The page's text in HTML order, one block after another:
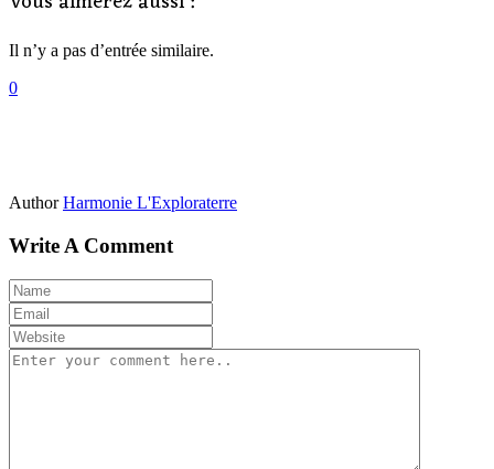
Il n’y a pas d’entrée similaire.
0
Author Harmonie L'Exploraterre
Write A Comment